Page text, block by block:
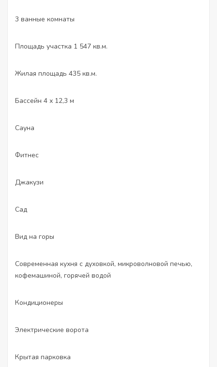
3 ванные комнаты
Площадь участка 1 547 кв.м.
Жилая площадь 435 кв.м.
Бассейн 4 х 12,3 м
Сауна
Фитнес
Джакузи
Сад
Вид на горы
Современная кухня с духовкой, микроволновой печью,
кофемашиной, горячей водой
Кондиционеры
Электрические ворота
Крытая парковка